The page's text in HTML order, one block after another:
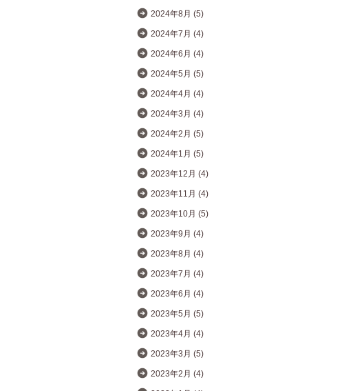
2024年8月 (5)
2024年7月 (4)
2024年6月 (4)
2024年5月 (5)
2024年4月 (4)
2024年3月 (4)
2024年2月 (5)
2024年1月 (5)
2023年12月 (4)
2023年11月 (4)
2023年10月 (5)
2023年9月 (4)
2023年8月 (4)
2023年7月 (4)
2023年6月 (4)
2023年5月 (5)
2023年4月 (4)
2023年3月 (5)
2023年2月 (4)